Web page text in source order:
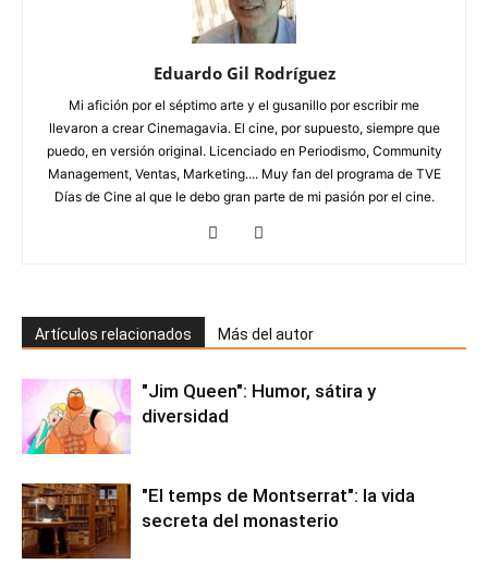
Eduardo Gil Rodríguez
Mi afición por el séptimo arte y el gusanillo por escribir me
llevaron a crear Cinemagavia. El cine, por supuesto, siempre que
puedo, en versión original. Licenciado en Periodismo, Community
Management, Ventas, Marketing.... Muy fan del programa de TVE
Días de Cine al que le debo gran parte de mi pasión por el cine.
Artículos relacionados Más del autor
"Jim Queen": Humor, sátira y
diversidad
"El temps de Montserrat": la vida
secreta del monasterio